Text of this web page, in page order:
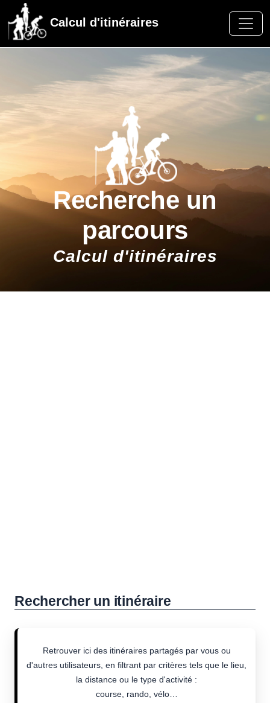
Calcul d'itinéraires
Recherche un
parcours
Calcul d'itinéraires
Rechercher un itinéraire
Retrouver ici des itinéraires partagés par vous ou
d'autres utilisateurs, en filtrant par critères tels que le lieu,
la distance ou le type d'activité :
course, rando, vélo…